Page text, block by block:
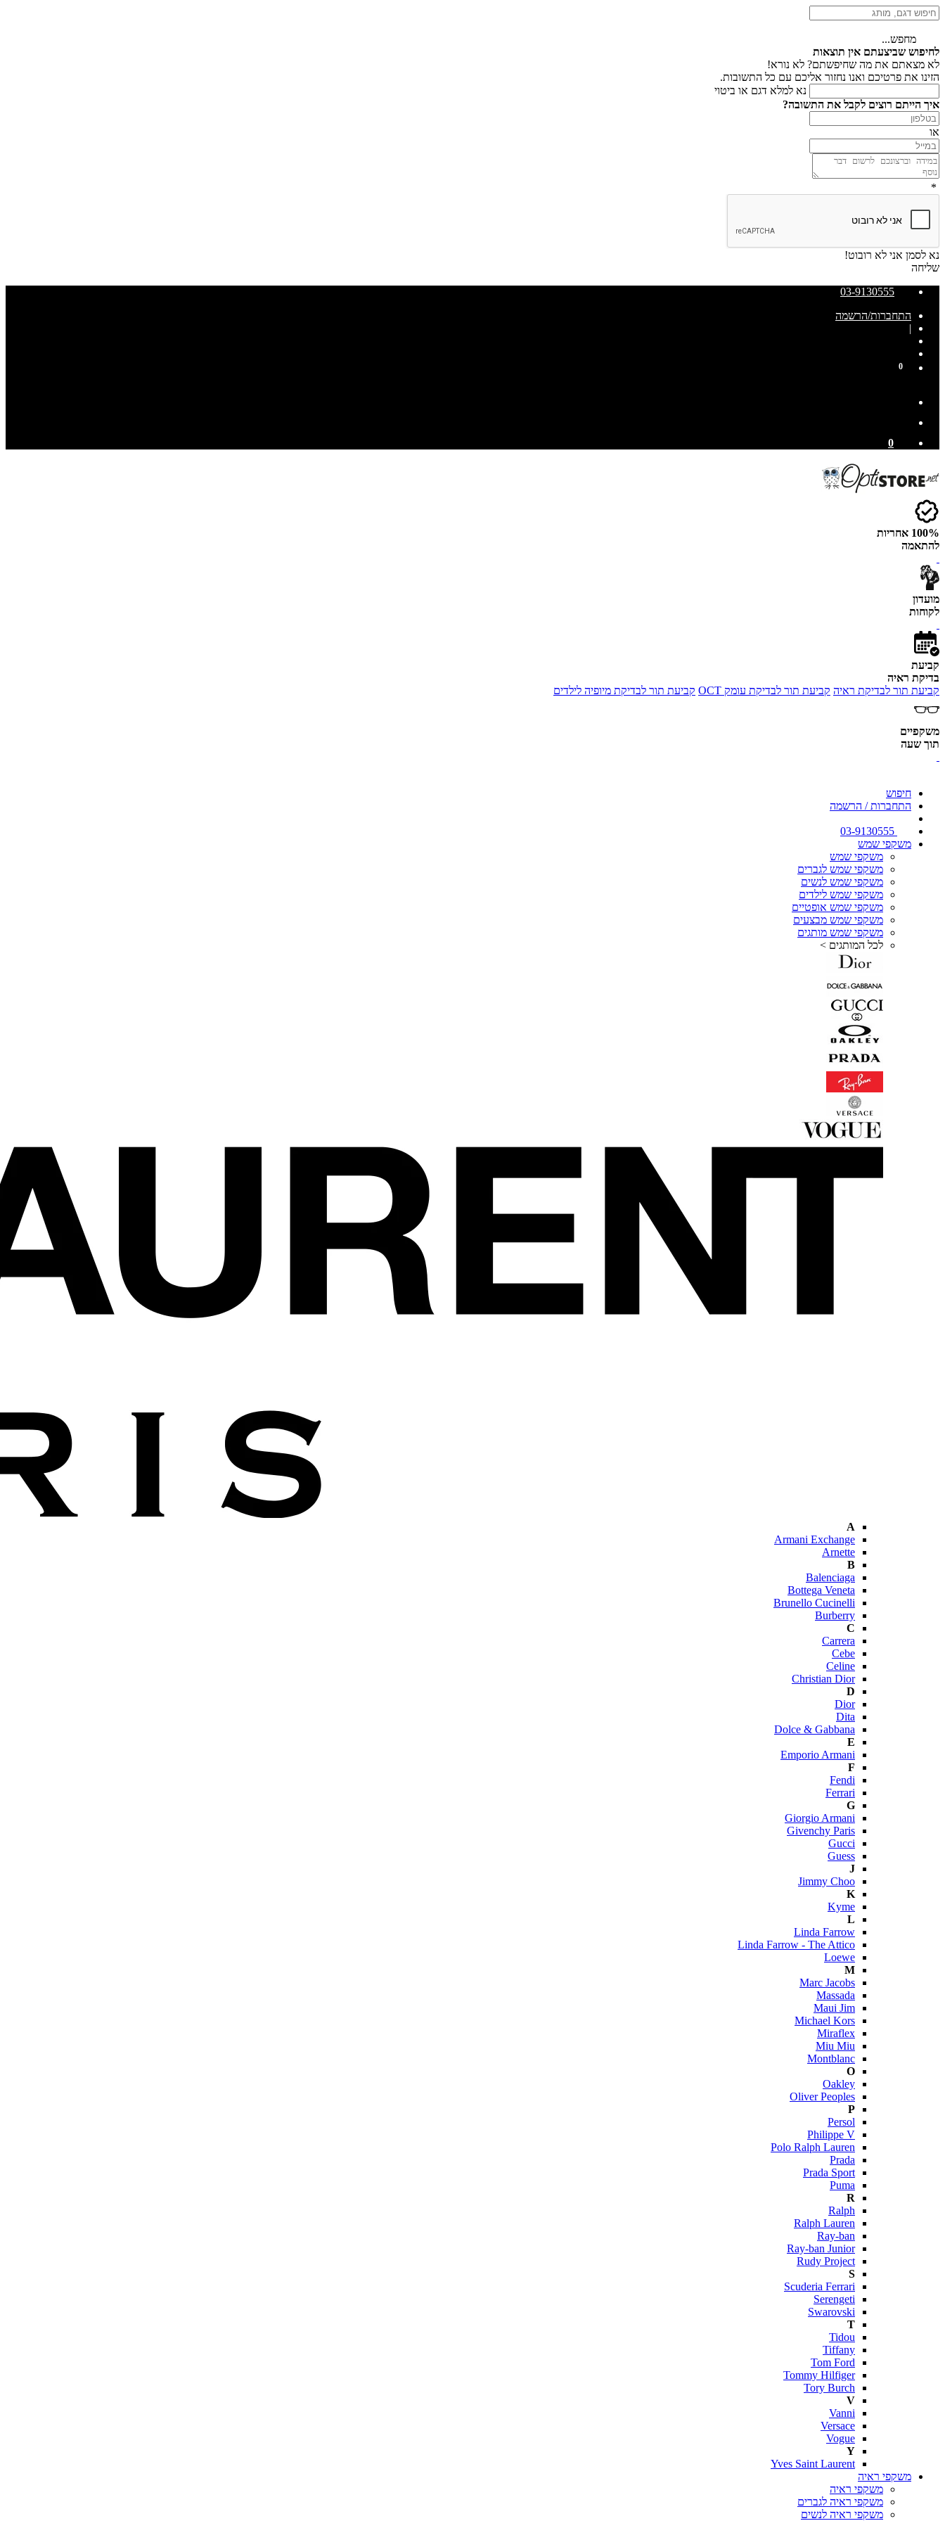
מחפש...
לחיפוש שביצעתם אין תוצאות
לא מצאתם את מה שחיפשתם? לא נורא!
הזינו את פרטיכם ואנו נחזור אליכם עם כל התשובות.
נא למלא דגם או ביטוי
איך הייתם רוצים לקבל את התשובה?
או
*
נא לסמן אני לא רובוט!
שליחה
03-9130555
התחברות/הרשמה
|
0
0
100% אחריות
להתאמה
מועדון
לקוחות
קביעת
בדיקת ראיה
קביעת תור לבדיקת ראיה קביעת תור לבדיקת עומק OCT קביעת תור לבדיקת מיופיה לילדים
משקפיים
תוך שעה
חיפוש
התחברות / הרשמה
משקפי שמש
משקפי שמש
משקפי שמש לגברים
משקפי שמש לנשים
משקפי שמש לילדים
משקפי שמש אופטיים
משקפי שמש מבצעים
משקפי שמש מותגים
לכל המותגים >
A
Armani Exchange
Arnette
B
Balenciaga
Bottega Veneta
Brunello Cucinelli
Burberry
C
Carrera
Cebe
Celine
Christian Dior
D
Dior
Dita
Dolce & Gabbana
E
Emporio Armani
F
Fendi
Ferrari
G
Giorgio Armani
Givenchy Paris
Gucci
Guess
J
Jimmy Choo
K
Kyme
L
Linda Farrow
Linda Farrow - The Attico
Loewe
M
Marc Jacobs
Massada
Maui Jim
Michael Kors
Miraflex
Miu Miu
Montblanc
O
Oakley
Oliver Peoples
P
Persol
Philippe V
Polo Ralph Lauren
Prada
Prada Sport
Puma
R
Ralph
Ralph Lauren
Ray-ban
Ray-ban Junior
Rudy Project
S
Scuderia Ferrari
Serengeti
Swarovski
T
Tidou
Tiffany
Tom Ford
Tommy Hilfiger
Tory Burch
V
Vanni
Versace
Vogue
Y
Yves Saint Laurent
משקפי ראיה
משקפי ראיה
משקפי ראיה לגברים
משקפי ראיה לנשים